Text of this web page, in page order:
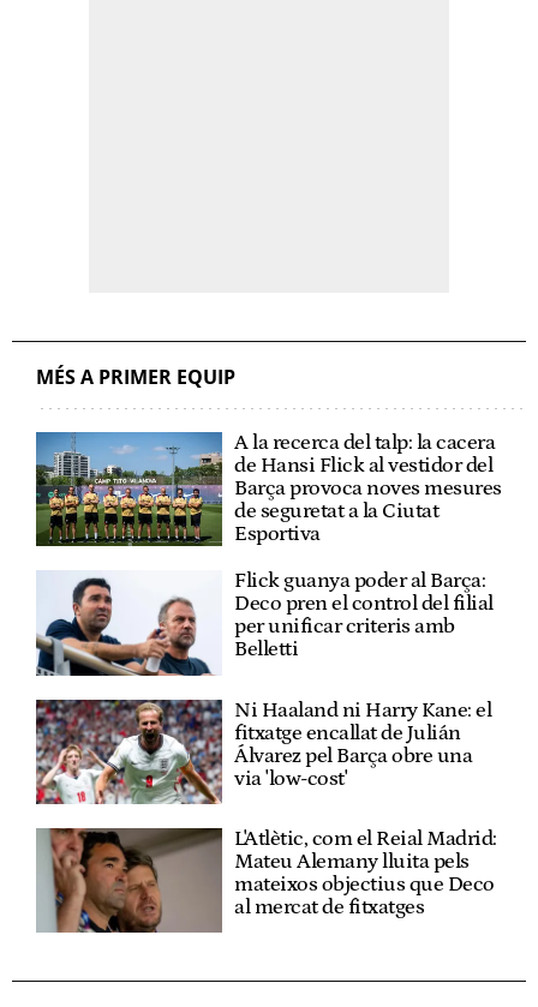
MÉS A PRIMER EQUIP
A la recerca del talp: la cacera
de Hansi Flick al vestidor del
Barça provoca noves mesures
de seguretat a la Ciutat
Esportiva
Flick guanya poder al Barça:
Deco pren el control del filial
per unificar criteris amb
Belletti
Ni Haaland ni Harry Kane: el
fitxatge encallat de Julián
Álvarez pel Barça obre una
via 'low-cost'
L'Atlètic, com el Reial Madrid:
Mateu Alemany lluita pels
mateixos objectius que Deco
al mercat de fitxatges